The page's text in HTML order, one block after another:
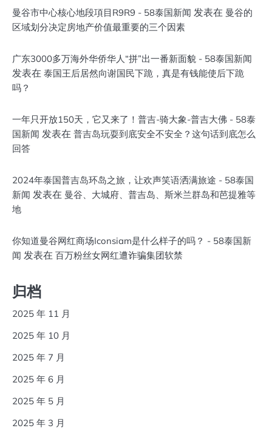
曼谷市中心核心地段項目R9R9 - 58泰国新闻 发表在 曼谷的
区域划分决定房地产价值最重要的三个因素
广东3000多万海外华侨华人“拼”出一番新面貌 - 58泰国新闻
发表在 泰国王后居然向谢国民下跪，真是有钱能使后下跪
吗？
一年只开放150天，它又来了！普吉-骑大象-普吉大佛 - 58泰
国新闻 发表在 普吉岛玩耍到底安全不安全？这句话到底怎么
回答
2024年泰国普吉岛环岛之旅，让欢声笑语洒满旅途 - 58泰国
新闻 发表在 曼谷、大城府、普吉岛、斯米兰群岛和芭提雅等
地
你知道曼谷网红商场Iconsiam是什么样子的吗？ - 58泰国新
闻 发表在 百万粉丝女网红遭诈骗集团软禁
归档
2025 年 11 月
2025 年 10 月
2025 年 7 月
2025 年 6 月
2025 年 5 月
2025 年 3 月